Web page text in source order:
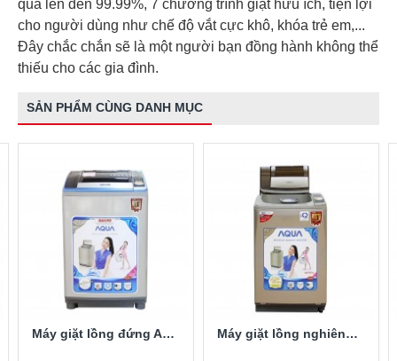
quả lên đến 99.99%, 7 chương trình giặt hữu ích, tiện lợi
cho người dùng như chế độ vắt cực khô, khóa trẻ em,...
Đây chắc chắn sẽ là một người bạn đồng hành không thể
thiếu cho các gia đình.
SẢN PHẨM CÙNG DANH MỤC
Máy giặt lồng đứng Aqua AQW-S80KT 8kg Máy giặt lồng nghiêng Aqua AQW-F800Z1T 8kg